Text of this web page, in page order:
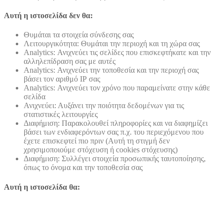
Αυτή η ιστοσελίδα δεν θα:
Θυμάται τα στοιχεία σύνδεσης σας
Λειτουργικότητα: Θυμάται την περιοχή και τη χώρα σας
Analytics: Ανιχνεύει τις σελίδες που επισκεφτήκατε και την
αλληλεπίδραση σας με αυτές
Analytics: Ανιχνεύει την τοποθεσία και την περιοχή σας
βάσει τον αριθμό ΙΡ σας
Analytics: Ανιχνεύει τον χρόνο που παραμείνατε στην κάθε
σελίδα
Ανιχνεύει: Αυξάνει την ποιότητα δεδομένων για τις
στατιστικές λειτουργίες
Διαφήμιση: Παρακολουθεί πληροφορίες και να διαφημίζει
βάσει των ενδιαφερόντων σας π.χ. του περιεχόμενου που
έχετε επισκεφτεί πιο πριν (Αυτή τη στιγμή δεν
χρησιμοποιούμε στόχευση ή cookies στόχευσης)
Διαφήμιση: Συλλέγει στοιχεία προσωπικής ταυτοποίησης,
όπως το όνομα και την τοποθεσία σας
Αυτή η ιστοσελίδα θα: